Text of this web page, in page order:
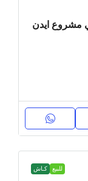
في مشروع ايدن
للبيع كـاش